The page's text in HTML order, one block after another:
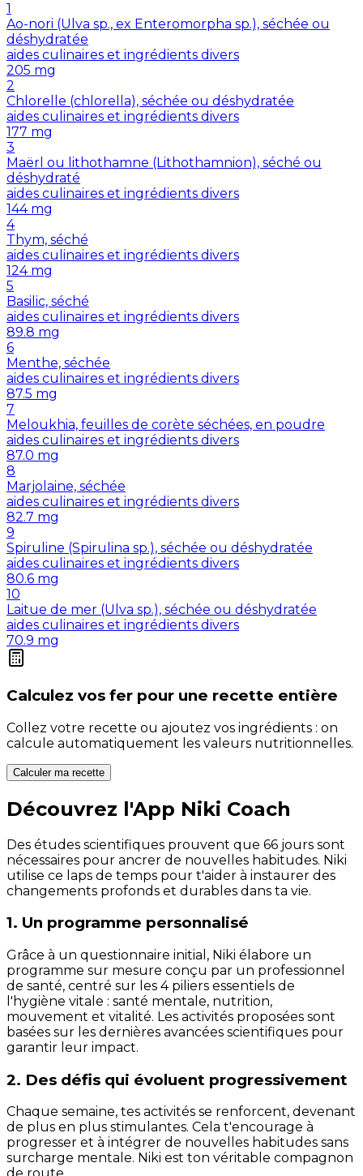
1
Ao-nori (Ulva sp., ex Enteromorpha sp.), séchée ou
déshydratée
aides culinaires et ingrédients divers
205 mg
2
Chlorelle (chlorella), séchée ou déshydratée
aides culinaires et ingrédients divers
177 mg
3
Maërl ou lithothamne (Lithothamnion), séché ou
déshydraté
aides culinaires et ingrédients divers
144 mg
4
Thym, séché
aides culinaires et ingrédients divers
124 mg
5
Basilic, séché
aides culinaires et ingrédients divers
89.8 mg
6
Menthe, séchée
aides culinaires et ingrédients divers
87.5 mg
7
Meloukhia, feuilles de corète séchées, en poudre
aides culinaires et ingrédients divers
87.0 mg
8
Marjolaine, séchée
aides culinaires et ingrédients divers
82.7 mg
9
Spiruline (Spirulina sp.), séchée ou déshydratée
aides culinaires et ingrédients divers
80.6 mg
10
Laitue de mer (Ulva sp.), séchée ou déshydratée
aides culinaires et ingrédients divers
70.9 mg
Calculez vos fer pour une recette entière
Collez votre recette ou ajoutez vos ingrédients : on
calcule automatiquement les valeurs nutritionnelles.
Calculer ma recette
Découvrez l'App Niki Coach
Des études scientifiques prouvent que 66 jours sont
nécessaires pour ancrer de nouvelles habitudes. Niki
utilise ce laps de temps pour t'aider à instaurer des
changements profonds et durables dans ta vie.
1. Un programme personnalisé
Grâce à un questionnaire initial, Niki élabore un
programme sur mesure conçu par un professionnel
de santé, centré sur les 4 piliers essentiels de
l'hygiène vitale : santé mentale, nutrition,
mouvement et vitalité. Les activités proposées sont
basées sur les dernières avancées scientifiques pour
garantir leur impact.
2. Des défis qui évoluent progressivement
Chaque semaine, tes activités se renforcent, devenant
de plus en plus stimulantes. Cela t'encourage à
progresser et à intégrer de nouvelles habitudes sans
surcharge mentale. Niki est ton véritable compagnon